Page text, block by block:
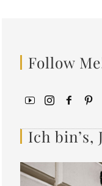
Follow
Ich bin’s,